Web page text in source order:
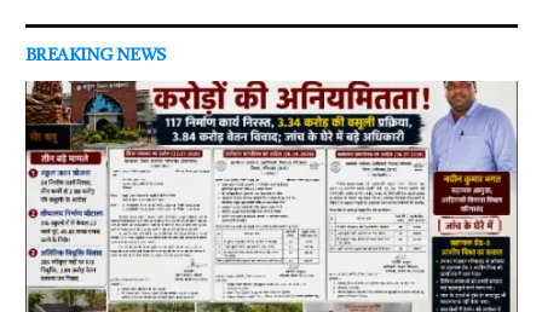
BREAKING NEWS